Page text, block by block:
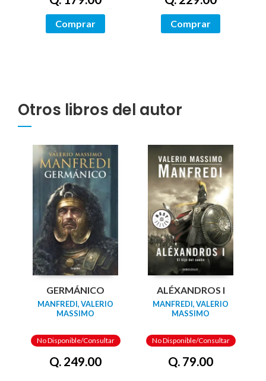
Comprar Comprar
Otros libros del autor
GERMÁNICO
MANFREDI, VALERIO
MASSIMO
No Disponible/Consultar
Q. 249.00
ALÉXANDROS I
MANFREDI, VALERIO
MASSIMO
No Disponible/Consultar
Q. 79.00